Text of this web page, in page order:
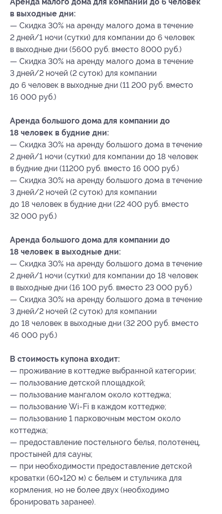
в выходные дни:
— Скидка 30% на аренду малого дома в течение
2 дней/1 ночи (сутки) для компании до 6 человек
в выходные дни (5600 руб. вместо 8000 руб.)
— Скидка 30% на аренду малого дома в течение
3 дней/2 ночей (2 суток) для компании
до 6 человек в выходные дни (11 200 руб. вместо
16 000 руб.)
Аренда большого дома для компании до
18 человек в будние дни:
— Скидка 30% на аренду большого дома в течение
2 дней/1 ночи (сутки) для компании до 18 человек
в будние дни (11200 руб. вместо 16 000 руб.)
— Скидка 30% на аренду большого дома в течение
3 дней/2 ночей (2 суток) для компании
до 18 человек в будние дни (22 400 руб. вместо
32 000 руб.)
Аренда большого дома для компании до
18 человек в выходные дни:
— Скидка 30% на аренду большого дома в течение
2 дней/1 ночи (сутки) для компании до 18 человек
в выходные дни (16 100 руб. вместо 23 000 руб.)
— Скидка 30% на аренду большого дома в течение
3 дней/2 ночей (2 суток) для компании
до 18 человек в выходные дни (32 200 руб. вместо
46 000 руб.)
В стоимость купона входит:
— проживание в коттедже выбранной категории;
— пользование детской площадкой;
— пользование мангалом около коттеджа;
— пользование Wi-Fi в каждом коттедже;
— пользование 1 парковочным местом около
коттеджа;
— предоставление постельного белья, полотенец,
простыней для сауны;
— при необходимости предоставление детской
кроватки (60×120 м) с бельем и стульчика для
кормления, но не более двух (необходимо
бронировать заранее).